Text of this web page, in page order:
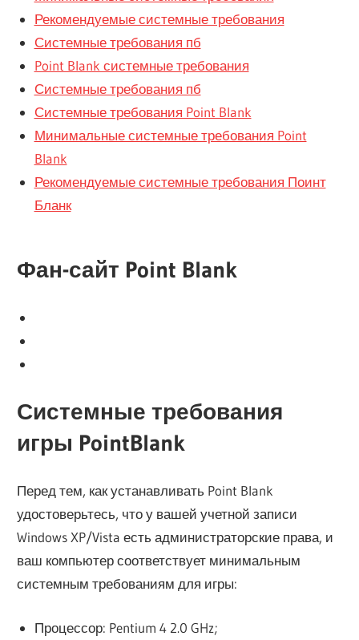
Рекомендуемые системные требования
Системные требования пб
Point Blank системные требования
Системные требования пб
Системные требования Point Blank
Минимальные системные требования Point
Blank
Рекомендуемые системные требования Поинт
Бланк
Фан-сайт Point Blank
Системные требования
игры PointBlank
Перед тем, как устанавливать Point Blank
удостоверьтесь, что у вашей учетной записи
Windows XP/Vista есть администраторские права, и
ваш компьютер соответствует минимальным
системным требованиям для игры:
Процессор: Pentium 4 2.0 GHz;